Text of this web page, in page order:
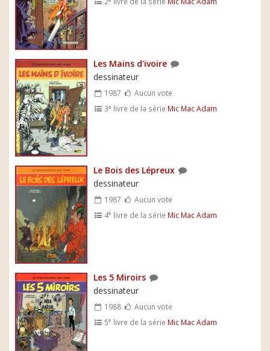
Les Mains d'ivoire
dessinateur
1987
Aucun vote
3e livre de la série Mic Mac Adam
Le Bois des Lépreux
dessinateur
1987
Aucun vote
4e livre de la série Mic Mac Adam
Les 5 Miroirs
dessinateur
1988
Aucun vote
5e livre de la série Mic Mac Adam